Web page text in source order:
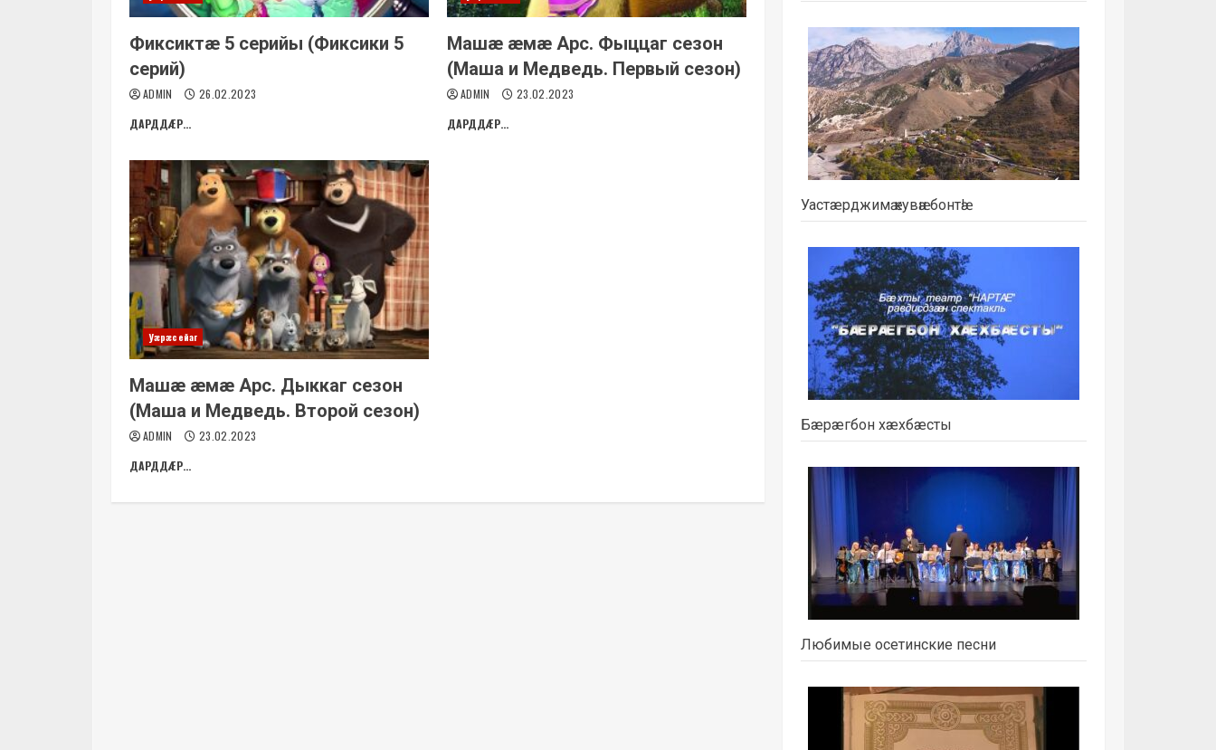
Фиксиктæ 5 серийы (Фиксики 5
серий)
ADMIN
26.02.2023
ДАРДДÆР...
Машæ æмæ Арс. Фыццаг сезон
(Маша и Медведь. Первый сезон)
ADMIN
23.02.2023
ДАРДДÆР...
Уæрæсейаг
Машæ æмæ Арс. Дыккаг сезон
(Маша и Медведь. Второй сезон)
ADMIN
23.02.2023
ДАРДДÆР...
Уастæрджимӕ кувӕн бонтӕ!
Бæрæгбон хæхбæсты
Любимые осетинские песни